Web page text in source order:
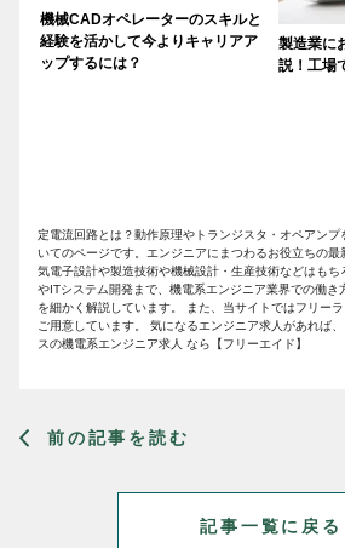
機械CADオペレーターのスキルと
経験を活かして今よりキャリアア
ップするには？
製造業に
説！工場
定電流回路とは？動作原理やトランジスタ・オペアンプ
いてのページです。エンジニアにまつわるお役立ちの
気電子設計や製造技術や機械設計・生産技術などはも
やITシステム開発まで、機電系エンジニア業界での働き
を細かく解説しています。 また、当サイトではフリー
ご用意しています。 気になるエンジニア求人があれば
スの機電系エンジニア求人 なら【フリーエイド】
前の記事を読む
記事一覧に戻る